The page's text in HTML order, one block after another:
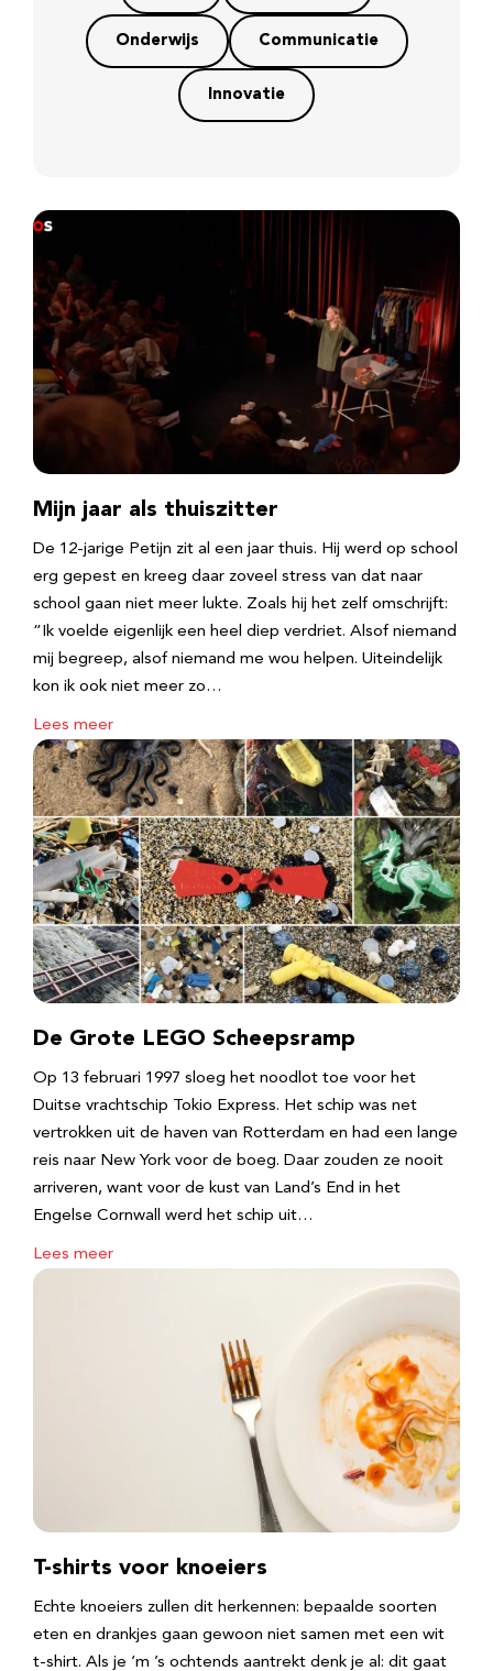
Onderwijs Communicatie
Innovatie
Mijn jaar als thuiszitter
De 12-jarige Petijn zit al een jaar thuis. Hij werd op school
erg gepest en kreeg daar zoveel stress van dat naar
school gaan niet meer lukte. Zoals hij het zelf omschrijft:
“Ik voelde eigenlijk een heel diep verdriet. Alsof niemand
mij begreep, alsof niemand me wou helpen. Uiteindelijk
kon ik ook niet meer zo…
Lees meer
De Grote LEGO Scheepsramp
Op 13 februari 1997 sloeg het noodlot toe voor het
Duitse vrachtschip Tokio Express. Het schip was net
vertrokken uit de haven van Rotterdam en had een lange
reis naar New York voor de boeg. Daar zouden ze nooit
arriveren, want voor de kust van Land’s End in het
Engelse Cornwall werd het schip uit…
Lees meer
T-shirts voor knoeiers
Echte knoeiers zullen dit herkennen: bepaalde soorten
eten en drankjes gaan gewoon niet samen met een wit
t-shirt. Als je ‘m ’s ochtends aantrekt denk je al: dit gaat